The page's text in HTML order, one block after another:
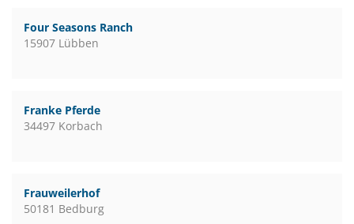
Four Seasons Ranch
15907 Lübben
Franke Pferde
34497 Korbach
Frauweilerhof
50181 Bedburg